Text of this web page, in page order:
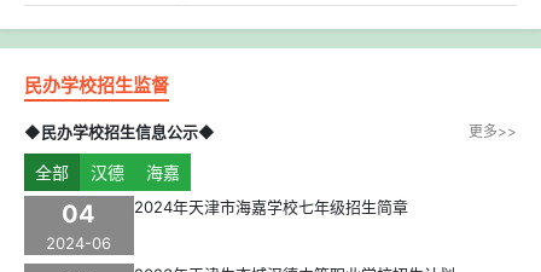
民办学校招生监督
◆民办学校招生信息公示◆ 更多>>
全部 汉德 海嘉
04
2024-06
2024年天津市海嘉学校七年级招生简章